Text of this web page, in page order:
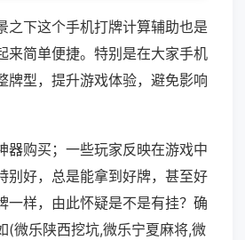
之下这个手机打牌计算辅助也是
来简单便捷。特别是在大家手机
牌型，提升游戏体验，避免影响
器购买；一些玩家反映在游戏中
别好，总是能拿到好牌，甚至好
一样，由此怀疑是不是有挂？确
(微乐陕西挖坑,微乐宁夏麻将,微